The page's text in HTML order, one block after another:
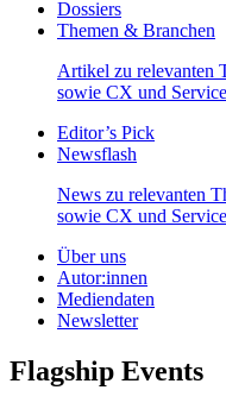
Dossiers
Themen & Branchen
Artikel zu relevanten
sowie CX und
Editor’s Pick
Newsflash
News zu relevanten
sowie CX und
Über uns
Autor:innen
Mediendaten
Newsletter
Flagship Events